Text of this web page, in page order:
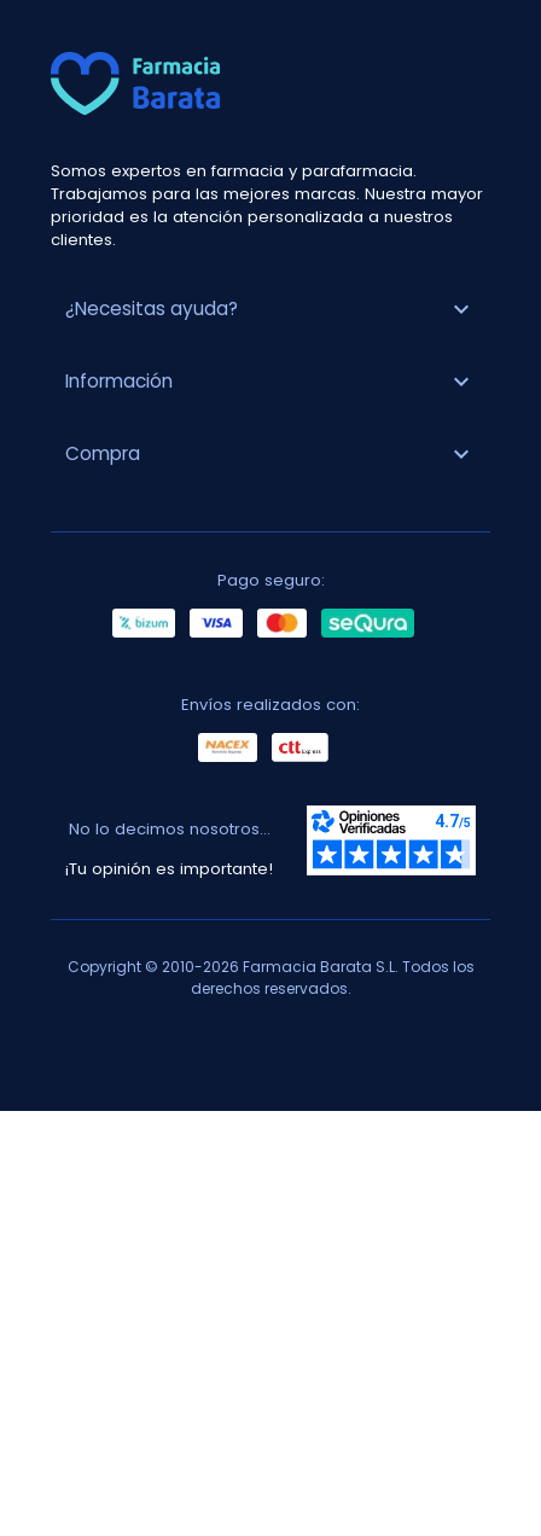
Somos expertos en farmacia y parafarmacia.
Trabajamos para las mejores marcas. Nuestra mayor
prioridad es la atención personalizada a nuestros
clientes.
¿Necesitas ayuda? expand_more
Información expand_more
Compra expand_more
Pago seguro:
Envíos realizados con:
No lo decimos nosotros...
¡Tu opinión es importante!
Copyright © 2010-2026 Farmacia Barata S.L. Todos los
derechos reservados.